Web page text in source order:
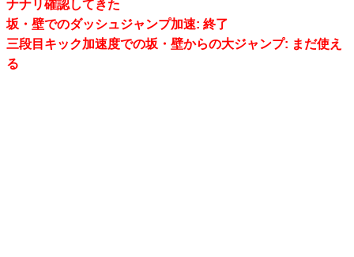
ナナリ確認してきた
坂・壁でのダッシュジャンプ加速: 終了
三段目キック加速度での坂・壁からの大ジャンプ: まだ使え
る